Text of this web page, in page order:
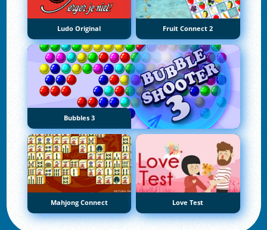
Ludo Original Fruit Connect 2
Bubbles 3
Mahjong Connect Love Test